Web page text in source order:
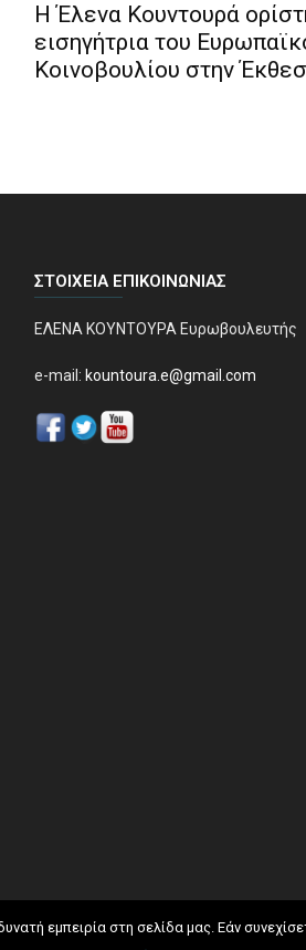
H Έλενα Κουντουρά
εισηγήτρια του
Κοινοβουλίου στην
ΣΤΟΙΧΕΊΑ ΕΠΙΚΟΙΝΩΝΊΑΣ
ΕΛΕΝΑ ΚΟΥΝΤΟΥΡΑ Ευρωβουλευτής
e-mail: kountoura.e@gmail.com
εμπειρία στη σελίδα μας. Εάν